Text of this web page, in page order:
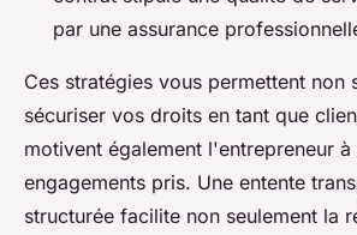
par une assurance
Ces stratégies vous permettent non
sécuriser vos droits en tant que
motivent également l'entrepreneur
engagements pris. Une entente
structurée facilite non seulement la